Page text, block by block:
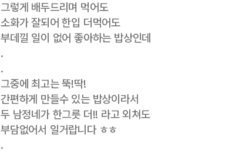
그렇게 배두드리며 먹어도
소화가 잘되어 한입 더먹어도
부데낄 일이 없어 좋아하는 밥상인데
.
.
그중에 최고는 뚝!딱!
간편하게 만들수 있는 밥상이라서
두 남정네가 한그릇 더!! 라고 외쳐도
부담없어서 일거랍니다 ㅎㅎ
.